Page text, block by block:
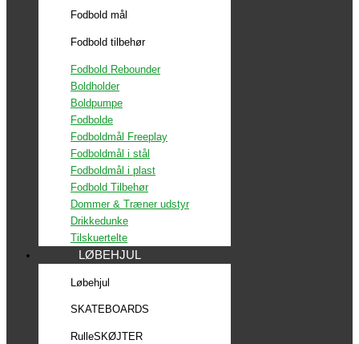
Fodbold mål
Fodbold tilbehør
Fodbold Rebounder
Boldholder
Boldpumpe
Fodbolde
Fodboldmål Freeplay
Fodboldmål i stål
Fodboldmål i plast
Fodbold Tilbehør
Dommer & Træner udstyr
Drikkedunke
Tilskuertelte
LØBEHJUL
Løbehjul
SKATEBOARDS
RulleSKØJTER